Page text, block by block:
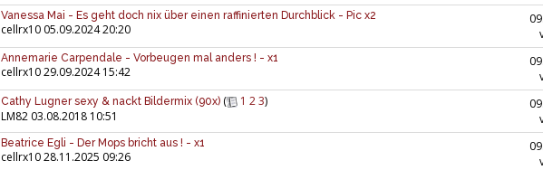
Vanessa Mai - Es geht doch nix über einen raffinierten Durchblick - Pic x2
cellrx10 05.09.2024 20:20
Annemarie Carpendale - Vorbeugen mal anders ! - x1
cellrx1029.09.2024 15:42
Cathy Lugner sexy & nackt Bildermix (90x) ( 1 23)
LM82 03.08.2018 10:51
Beatrice Egli - Der Mops bricht aus ! - x1
cellrx1028.11.2025 09:26